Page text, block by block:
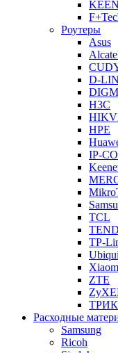
Роутеры
Asus
D-
H3C
HPE
IP-
TCL
TP-
ZTE
Расходные
Samsung
Ricoh